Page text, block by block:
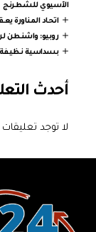
الآسيوي للشطرنج
اتحاد المناورة
روبيو: واشنطن
بسداسية
أحدث
لا توجد